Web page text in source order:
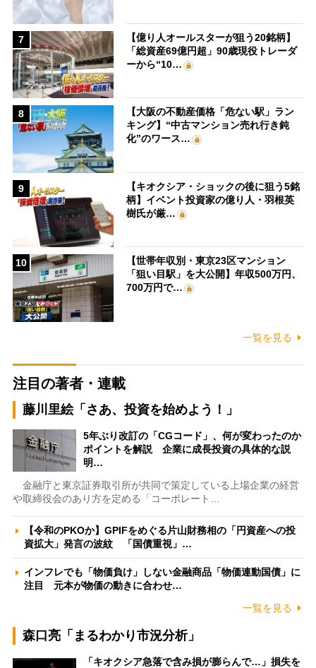
7
【億り人オールスターが狙う20銘柄】
「総資産69億円超」90歳現役トレーダ
ーから“10…
8
【大阪の不動産価格「危ない駅」ラン
キング】“中古マンション売れ行き鈍
化”のワース…
9
【キオクシア・ショックの後に狙う5銘
柄】イベント投資家の億り人・羽根英
樹氏が厳…
10
【世帯年収別・東京23区マンション
「狙い目駅」を大公開】年収500万円、
700万円で…
一覧を見る
注目の著者・連載
藤川里絵「さあ、投資を始めよう！」
5年ぶり改訂の「CGコード」、何が変わったのか
ポイントを解説 企業に成長投資の具体的な説
明…
金融庁と東京証券取引所が共同で策定している上場企業の経営
や取締役会のあり方を定める「コーポレート…
【令和のPKOか】GPIFをめぐる片山財務相の「円資産への投
資拡大」発言の波紋 「国債重視」…
インフレでも「物価負け」しない金融商品「物価連動国債」に
注目 元本が物価の動きに合わせ…
一覧を見る
森口亮「まるわかり市況分析」
「キオクシア急落で含み損が膨らんで…」損失を